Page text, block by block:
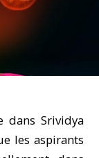
dans Srividya
les aspirants